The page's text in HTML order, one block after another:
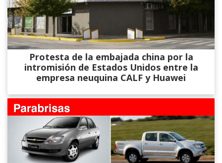
Protesta de la embajada china por la
intromisión de Estados Unidos entre la
empresa neuquina CALF y Huawei